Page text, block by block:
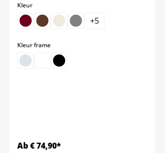
Kleurselect
+5
Kleur frameselect
Ab € 74,90*